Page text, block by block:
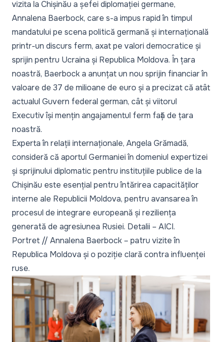
vizita la Chișinău a șefei diplomației germane,
Annalena Baerbock, care s-a impus rapid în timpul
mandatului pe scena politică germană și internațională
printr-un discurs ferm, axat pe valori democratice și
sprijin pentru Ucraina și Republica Moldova. În țara
noastră, Baerbock a anunțat un nou sprijin financiar în
valoare de 37 de milioane de euro și a precizat că atât
actualul Guvern federal german, cât și viitorul
Executiv își mențin angajamentul ferm față de țara
noastră.
Experta în relații internaționale, Angela Grămadă,
consideră că aportul Germaniei în domeniul expertizei
și sprijinului diplomatic pentru instituțiile publice de la
Chișinău este esențial pentru întărirea capacităților
interne ale Republicii Moldova, pentru avansarea în
procesul de integrare europeană și reziliența
generată de agresiunea Rusiei. Detalii – AICI.
Portret // Annalena Baerbock – patru vizite în
Republica Moldova și o poziție clară contra influenței
ruse.